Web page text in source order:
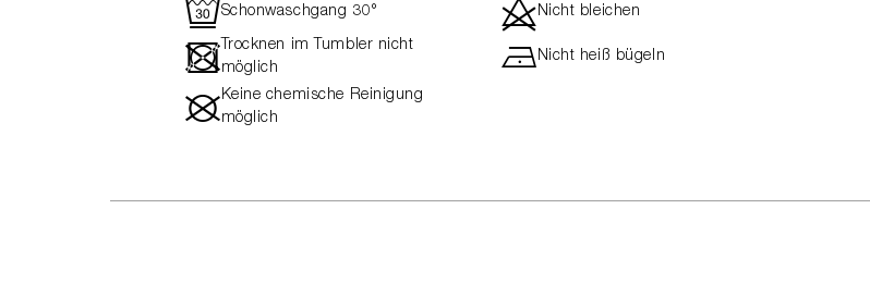
RSchonwaschgang 30° dNicht bleichen
- Trocknen im Tumbler nicht
möglich
hNicht heiß bügeln
#Keine chemische Reinigung
möglich